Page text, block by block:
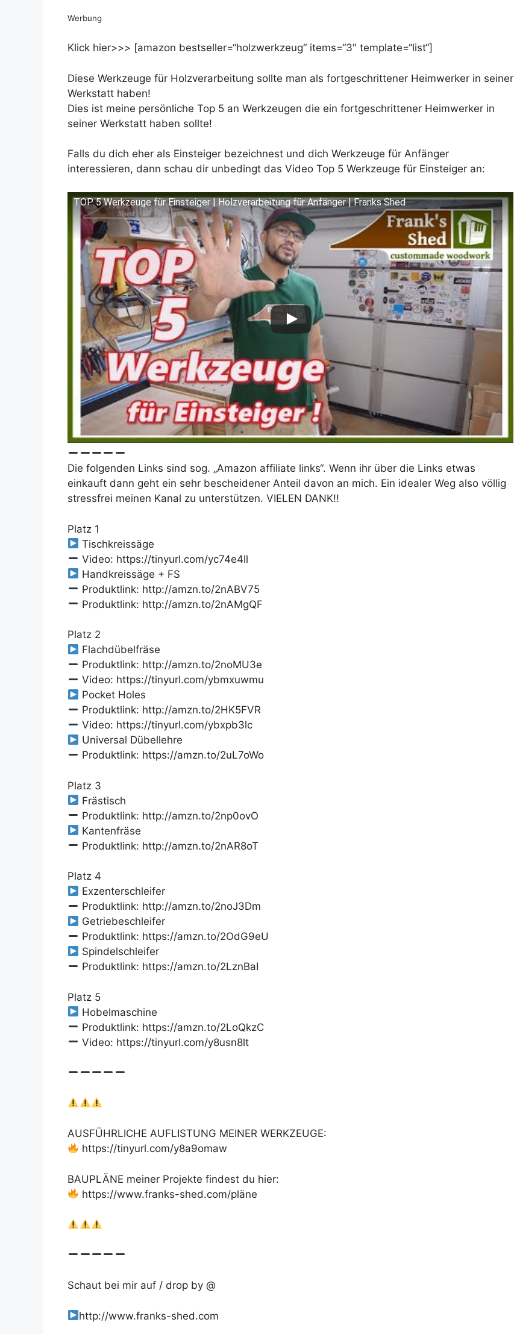
Werbung
Klick hier>>> [amazon bestseller=“holzwerkzeug“ items=“3″ template=“list“]
Diese Werkzeuge für Holzverarbeitung sollte man als fortgeschrittener Heimwerker in seiner
Werkstatt haben!
Dies ist meine persönliche Top 5 an Werkzeugen die ein fortgeschrittener Heimwerker in
seiner Werkstatt haben sollte!
Falls du dich eher als Einsteiger bezeichnest und dich Werkzeuge für Anfänger
interessieren, dann schau dir unbedingt das Video Top 5 Werkzeuge für Einsteiger an:
TOP 5 Werkzeuge für Einsteiger | Holzverarbeitung für Anfänger | Franks Shed
Dieses Video auf YouTube ansehen
Die folgenden Links sind sog. „Amazon affiliate links“. Wenn ihr über die Links etwas
einkauft dann geht ein sehr bescheidener Anteil davon an mich. Ein idealer Weg also völlig
stressfrei meinen Kanal zu unterstützen. VIELEN DANK!!
Platz 1
Tischkreissäge
Video: https://tinyurl.com/yc74e4ll
Handkreissäge + FS
Produktlink: http://amzn.to/2nABV75
Produktlink: http://amzn.to/2nAMgQF
Platz 2
Flachdübelfräse
Produktlink: http://amzn.to/2noMU3e
Video: https://tinyurl.com/ybmxuwmu
Pocket Holes
Produktlink: http://amzn.to/2HK5FVR
Video: https://tinyurl.com/ybxpb3lc
Universal Dübellehre
Produktlink: https://amzn.to/2uL7oWo
Platz 3
Frästisch
Produktlink: http://amzn.to/2np0ovO
Kantenfräse
Produktlink: http://amzn.to/2nAR8oT
Platz 4
Exzenterschleifer
Produktlink: http://amzn.to/2noJ3Dm
Getriebeschleifer
Produktlink: https://amzn.to/2OdG9eU
Spindelschleifer
Produktlink: https://amzn.to/2LznBaI
Platz 5
Hobelmaschine
Produktlink: https://amzn.to/2LoQkzC
Video: https://tinyurl.com/y8usn8lt
AUSFÜHRLICHE AUFLISTUNG MEINER WERKZEUGE:
https://tinyurl.com/y8a9omaw
BAUPLÄNE meiner Projekte findest du hier:
https://www.franks-shed.com/pläne
Schaut bei mir auf / drop by @
http://www.franks-shed.com